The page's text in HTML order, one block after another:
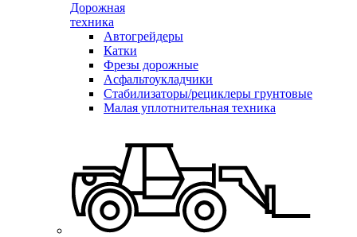
Дорожная
техника
Автогрейдеры
Катки
Фрезы дорожные
Асфальтоукладчики
Стабилизаторы/рециклеры грунтовые
Малая уплотнительная техника